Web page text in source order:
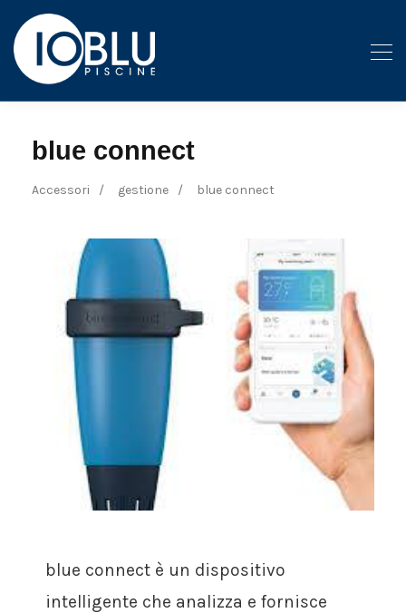
blue connect
Accessori gestione blue connect
blue connect è un dispositivo
intelligente che analizza e fornisce